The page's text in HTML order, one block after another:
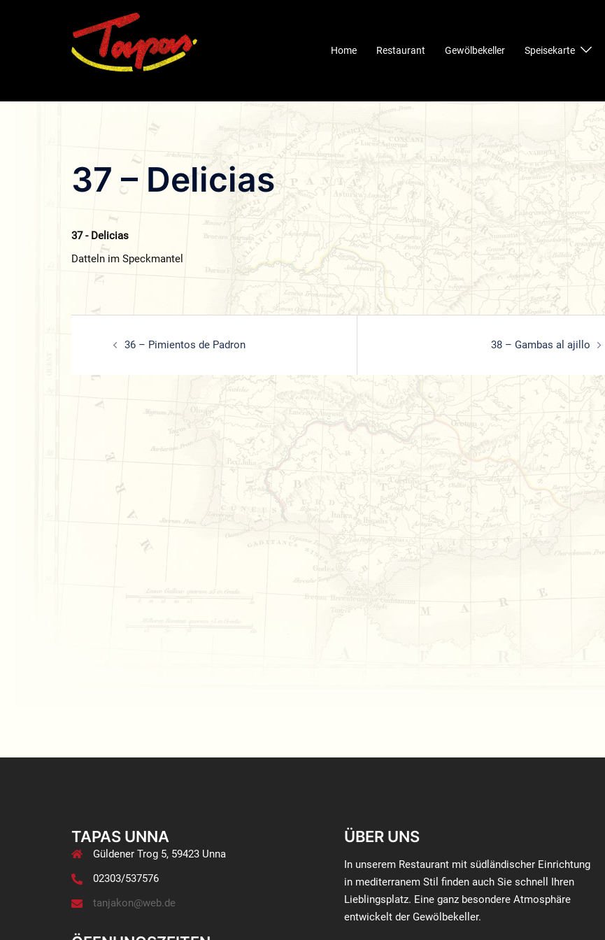
Home Restaurant Gewölbekeller Speisekarte
37 – Delicias
37 - Delicias
Datteln im Speckmantel
36 – Pimientos de Padron 38 – Gambas al ajillo
TAPAS UNNA
Güldener Trog 5, 59423 Unna
02303/537576
tanjakon@web.de
ÜBER UNS
In unserem Restaurant mit südländischer Einrichtung
in mediterranem Stil finden auch Sie schnell Ihren
Lieblingsplatz. Eine ganz besondere Atmosphäre
entwickelt der Gewölbekeller.